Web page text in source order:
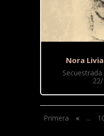
Nora
Primera « ...